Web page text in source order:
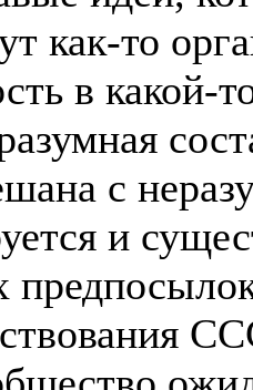
как-то
в какой-
с
и